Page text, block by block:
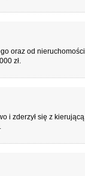
oraz od
zł.
i zderzył się z